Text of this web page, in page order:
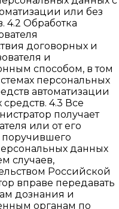
или без
4.2 Обработка
договорных и
и
способом, в том
персональных
автоматизации
4.3 Все
получает
или от его
поручившего
данных
случаев,
Российской
вправе передавать
дознания и
органам по